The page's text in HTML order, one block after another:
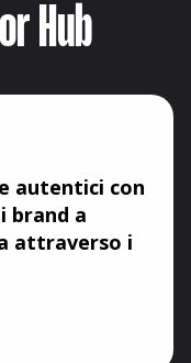
Hub
autentici con
brand a
attraverso i